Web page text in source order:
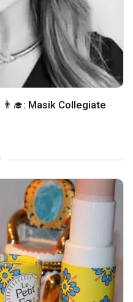
Masik Collegiate